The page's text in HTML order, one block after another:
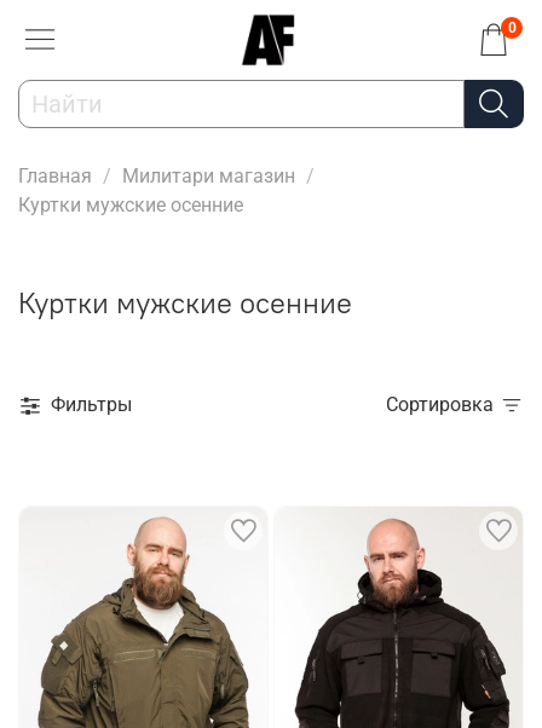
0
Главная
Милитари магазин
Куртки мужские осенние
Куртки мужские осенние
Фильтры Сортировка